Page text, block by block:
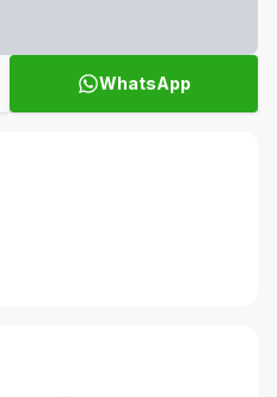
WhatsApp